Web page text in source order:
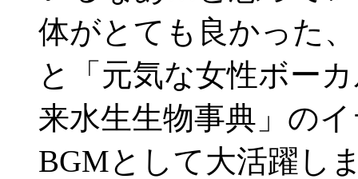
体がとても良かった
と「元気な女性ボー
来水生生物事典」の
BGMとして大活躍し